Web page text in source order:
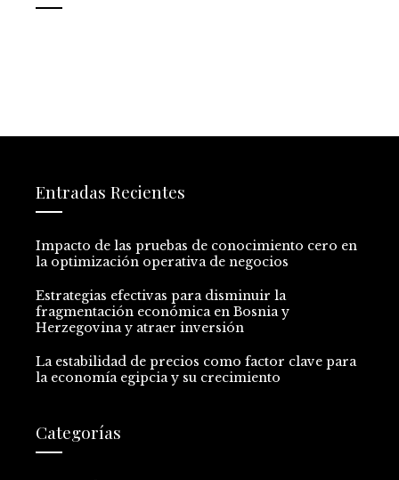
Entradas Recientes
Impacto de las pruebas de conocimiento cero en
la optimización operativa de negocios
Estrategias efectivas para disminuir la
fragmentación económica en Bosnia y
Herzegovina y atraer inversión
La estabilidad de precios como factor clave para
la economía egipcia y su crecimiento
Categorías